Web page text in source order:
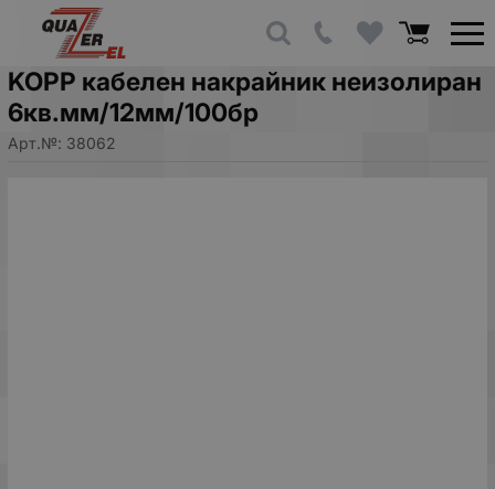
KOPP кабелен накрайник неизолиран
6кв.мм/12мм/100бр
Арт.№: 38062